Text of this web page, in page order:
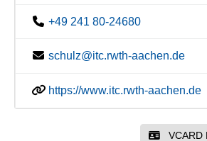
+49 241 80-24680
schulz@itc.rwth-aachen.de
https://www.itc.rwth-aachen.de
VCARD